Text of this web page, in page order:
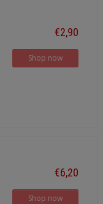
€2,90
Shop now
€6,20
Shop now